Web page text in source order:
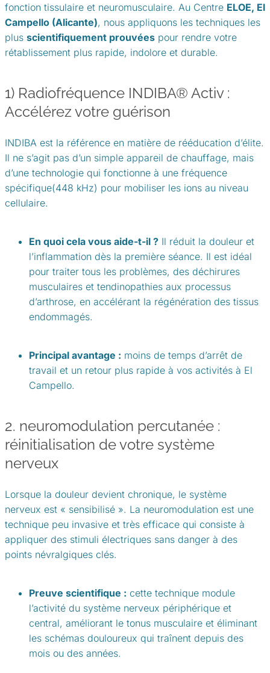
fonction tissulaire et neuromusculaire. Au Centre ELOE, El
Campello (Alicante), nous appliquons les techniques les
plus scientifiquement prouvées pour rendre votre
rétablissement plus rapide, indolore et durable.
1) Radiofréquence INDIBA® Activ :
Accélérez votre guérison
INDIBA est la référence en matière de rééducation d’élite.
Il ne s’agit pas d’un simple appareil de chauffage, mais
d’une technologie qui fonctionne à une fréquence
spécifique(448 kHz) pour mobiliser les ions au niveau
cellulaire.
En quoi cela vous aide-t-il ? Il réduit la douleur et
l’inflammation dès la première séance. Il est idéal
pour traiter tous les problèmes, des déchirures
musculaires et tendinopathies aux processus
d’arthrose, en accélérant la régénération des tissus
endommagés.
Principal avantage : moins de temps d’arrêt de
travail et un retour plus rapide à vos activités à El
Campello.
2. neuromodulation percutanée :
réinitialisation de votre système
nerveux
Lorsque la douleur devient chronique, le système
nerveux est « sensibilisé ». La neuromodulation est une
technique peu invasive et très efficace qui consiste à
appliquer des stimuli électriques sans danger à des
points névralgiques clés.
Preuve scientifique : cette technique module
l’activité du système nerveux périphérique et
central, améliorant le tonus musculaire et éliminant
les schémas douloureux qui traînent depuis des
mois ou des années.